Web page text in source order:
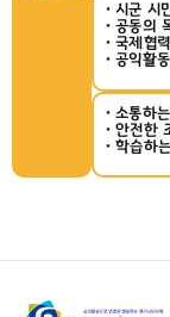
시군 시
공동의
국제협
공익활
소통하
안전한
학습하